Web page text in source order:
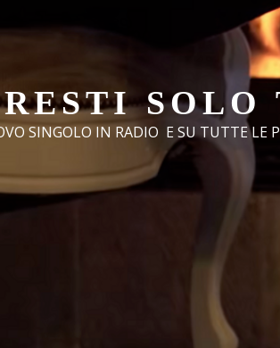
RESTI SOLO
SINGOLO IN RADIO E SU TUTTE LE